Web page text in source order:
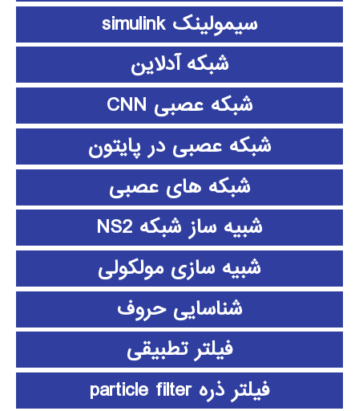
سیمولینک simulink
شبکه آدلاین
شبکه عصبی CNN
شبکه عصبی در پایتون
شبکه های عصبی
شبیه ساز شبکه NS2
شبیه سازی مولکولی
شناسایی حروف
فیلتر تطبیقی
فیلتر ذره particle filter